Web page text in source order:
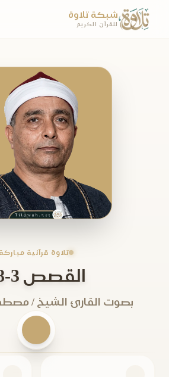
شبكة تلاوة
للقرآن الكريم
تلاوة قرآنية مباركة
القصص 3-28
بصوت القارئ الشيخ /